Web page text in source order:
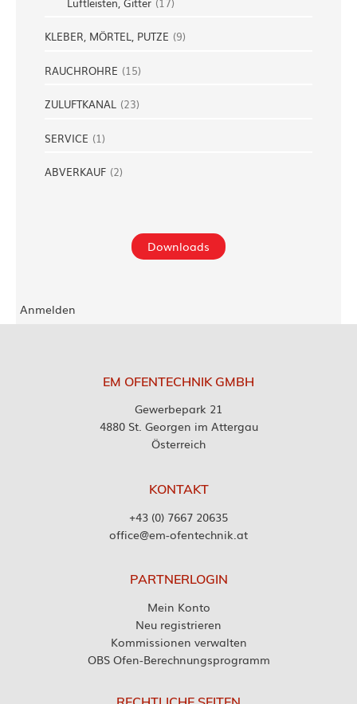
KLEBER, MÖRTEL, PUTZE (9)
RAUCHROHRE (15)
ZULUFTKANAL (23)
SERVICE (1)
ABVERKAUF (2)
Downloads
Anmelden
EM OFENTECHNIK GMBH
Gewerbepark 21
4880 St. Georgen im Attergau
Österreich
KONTAKT
+43 (0) 7667 20635
office@em-ofentechnik.at
PARTNERLOGIN
Mein Konto
Neu registrieren
Kommissionen verwalten
OBS Ofen-Berechnungsprogramm